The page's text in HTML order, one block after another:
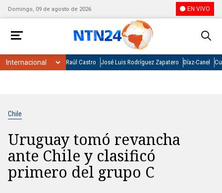
Domingo, 09 de agosto de 2026 EN VIVO
Raúl Castro José Luis Rodríguez Zapatero Díaz-Canel
Chile
Uruguay tomó revancha
ante Chile y clasificó
primero del grupo C